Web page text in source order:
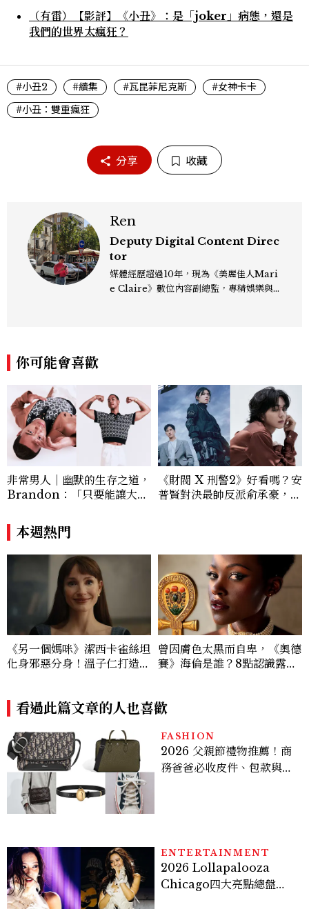
（有雷）【影評】《小丑》：是「joker」病態，還是
我們的世界太瘋狂？
#小丑2 #續集 #瓦昆菲尼克斯
#女神卡卡
#小丑：雙重瘋狂
分享 收藏
Ren
Deputy Digital Content Direc
tor
媒體經歷超過10年，現為《美麗佳人Mari
e Claire》數位內容副總監，專精娛樂與
你可能會喜歡
非常男人｜幽默的生存之道，
Brandon：「只要能讓大家
讓敵人成為朋友。」
《財閥 X 刑警2》好看嗎？安
普賢對決最帥反派俞承豪，鄭
本週熱門
《另一個媽咪》潔西卡雀絲坦
化身邪惡分身！溫子仁打造年
曾因膚色太黑而自卑，《奧德
賽》海倫是誰？8點認識露琵
看過此篇文章的人也喜歡
FASHION
2026 父親節禮物推薦！商
務爸爸必收皮件、包款與鞋
ENTERTAINMENT
2026 Lollapalooza
Chicago四大亮點總盤